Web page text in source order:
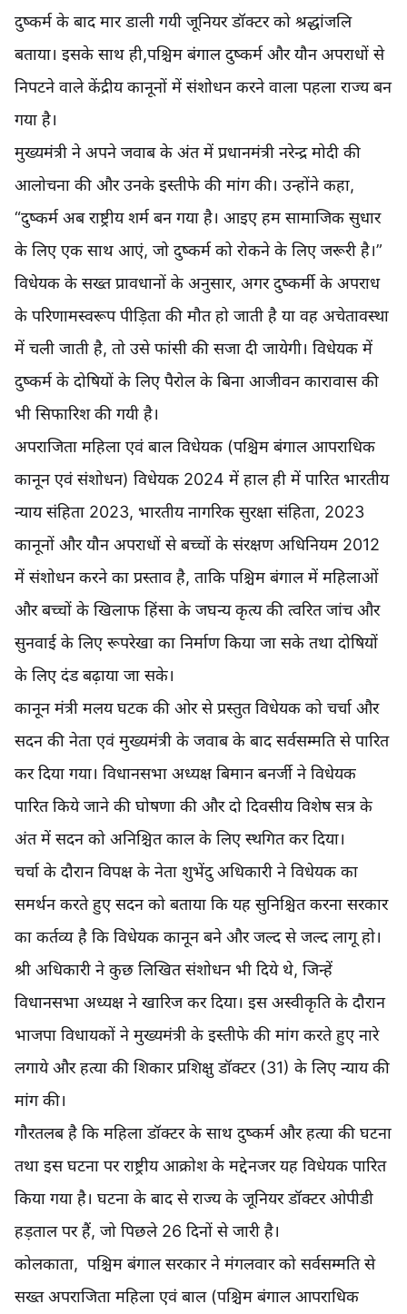
दुष्कर्म के बाद मार डाली गयी जूनियर डॉक्टर को श्रद्धांजलि
बताया। इसके साथ ही,पश्चिम बंगाल दुष्कर्म और यौन अपराधों से
निपटने वाले केंद्रीय कानूनों में संशोधन करने वाला पहला राज्य बन
गया है।
मुख्यमंत्री ने अपने जवाब के अंत में प्रधानमंत्री नरेन्द्र मोदी की
आलोचना की और उनके इस्तीफे की मांग की। उन्होंने कहा,
“दुष्कर्म अब राष्ट्रीय शर्म बन गया है। आइए हम सामाजिक सुधार
के लिए एक साथ आएं, जो दुष्कर्म को रोकने के लिए जरूरी है।”
विधेयक के सख्त प्रावधानों के अनुसार, अगर दुष्कर्मी के अपराध
के परिणामस्वरूप पीड़िता की मौत हो जाती है या वह अचेतावस्था
में चली जाती है, तो उसे फांसी की सजा दी जायेगी। विधेयक में
दुष्कर्म के दोषियों के लिए पैरोल के बिना आजीवन कारावास की
भी सिफारिश की गयी है।
अपराजिता महिला एवं बाल विधेयक (पश्चिम बंगाल आपराधिक
कानून एवं संशोधन) विधेयक 2024 में हाल ही में पारित भारतीय
न्याय संहिता 2023, भारतीय नागरिक सुरक्षा संहिता, 2023
कानूनों और यौन अपराधों से बच्चों के संरक्षण अधिनियम 2012
में संशोधन करने का प्रस्ताव है, ताकि पश्चिम बंगाल में महिलाओं
और बच्चों के खिलाफ हिंसा के जघन्य कृत्य की त्वरित जांच और
सुनवाई के लिए रूपरेखा का निर्माण किया जा सके तथा दोषियों
के लिए दंड बढ़ाया जा सके।
कानून मंत्री मलय घटक की ओर से प्रस्तुत विधेयक को चर्चा और
सदन की नेता एवं मुख्यमंत्री के जवाब के बाद सर्वसम्मति से पारित
कर दिया गया। विधानसभा अध्यक्ष बिमान बनर्जी ने विधेयक
पारित किये जाने की घोषणा की और दो दिवसीय विशेष सत्र के
अंत में सदन को अनिश्चित काल के लिए स्थगित कर दिया।
चर्चा के दौरान विपक्ष के नेता शुभेंदु अधिकारी ने विधेयक का
समर्थन करते हुए सदन को बताया कि यह सुनिश्चित करना सरकार
का कर्तव्य है कि विधेयक कानून बने और जल्द से जल्द लागू हो।
श्री अधिकारी ने कुछ लिखित संशोधन भी दिये थे, जिन्हें
विधानसभा अध्यक्ष ने खारिज कर दिया। इस अस्वीकृति के दौरान
भाजपा विधायकों ने मुख्यमंत्री के इस्तीफे की मांग करते हुए नारे
लगाये और हत्या की शिकार प्रशिक्षु डॉक्टर (31) के लिए न्याय की
मांग की।
गौरतलब है कि महिला डॉक्टर के साथ दुष्कर्म और हत्या की घटना
तथा इस घटना पर राष्ट्रीय आक्रोश के मद्देनजर यह विधेयक पारित
किया गया है। घटना के बाद से राज्य के जूनियर डॉक्टर ओपीडी
हड़ताल पर हैं, जो पिछले 26 दिनों से जारी है।
कोलकाता, पश्चिम बंगाल सरकार ने मंगलवार को सर्वसम्मति से
सख्त अपराजिता महिला एवं बाल (पश्चिम बंगाल आपराधिक